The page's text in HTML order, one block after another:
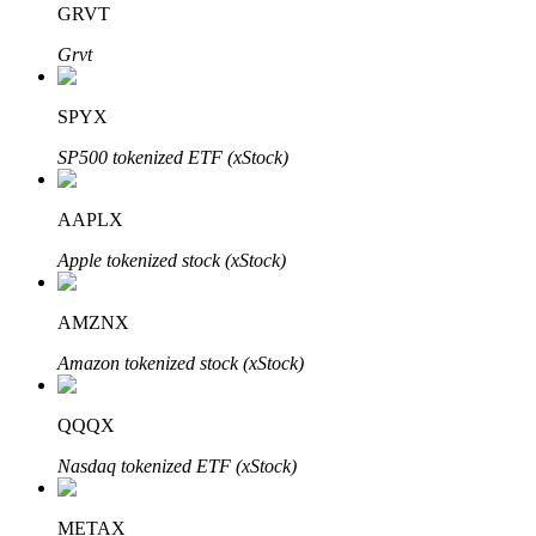
BTR Kilitleme
BTR sahiplerine özel yatırımlar
Krediler
GRVT
Grvt
SPYX
SP500 tokenized ETF (xStock)
AAPLX
Apple tokenized stock (xStock)
AMZNX
Amazon tokenized stock (xStock)
QQQX
Nasdaq tokenized ETF (xStock)
METAX